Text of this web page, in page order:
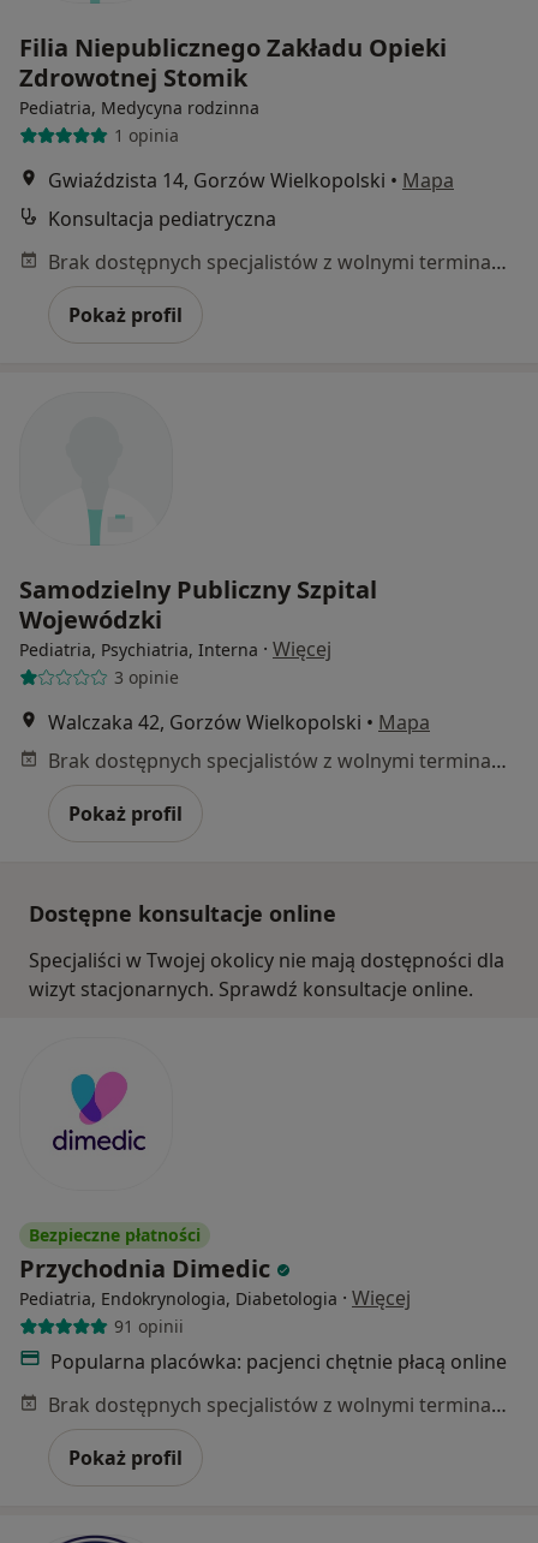
Filia Niepublicznego Zakładu Opieki
Zdrowotnej Stomik
Pediatria, Medycyna rodzinna
1 opinia
Gwiaździsta 14, Gorzów Wielkopolski • Mapa
Konsultacja pediatryczna
Brak dostępnych specjalistów z wolnymi terminami w tym centrum medycznym.
Pokaż profil
Samodzielny Publiczny Szpital
Wojewódzki
Pediatria, Psychiatria, Interna · Więcej
3 opinie
Walczaka 42, Gorzów Wielkopolski • Mapa
Brak dostępnych specjalistów z wolnymi terminami w tym centrum medycznym.
Pokaż profil
Dostępne konsultacje online
Specjaliści w Twojej okolicy nie mają dostępności dla
wizyt stacjonarnych. Sprawdź konsultacje online.
Bezpieczne płatności
Przychodnia Dimedic
Pediatria, Endokrynologia, Diabetologia · Więcej
91 opinii
Popularna placówka: pacjenci chętnie płacą online
Brak dostępnych specjalistów z wolnymi terminami w tym centrum medycznym.
Pokaż profil